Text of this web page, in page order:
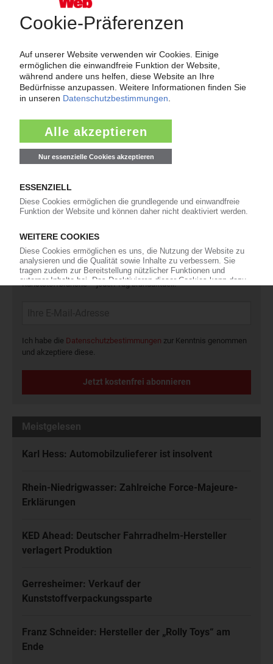
Force Majeure in der Kunststoffindustrie
Fragen und Antworten: Was Kunst­stoff­verarbeiter wissen müssen,
wenn der Lieferant nicht mehr liefert – Informationen zum
Themenkomplex Force Majeure, Corona und Kunststoff-
Preisentwicklung sowie Tipps für die Praxis.
Jetzt lesen
Newsletter
Die wichtigsten Nachrichten und Neuigkeiten aus der
Kunststoffbranche – jeden Tag brandaktuell!
Ich habe die Datenschutzbestimmungen zur Kenntnis genommen
und akzeptiere diese.
Jetzt kostenfrei abonnieren
Meistgelesen
Karl Hess: Automobilzulieferer ist insolvent
Rhein-Niedrigwasser: Zahlreiche Force-Majeure-
Erklärungen
KED Ahead: Deutscher Fahrradhelm-Hersteller
verlagert Produktion
Gerresheimer: Verkauf der
Kunststoffverpackungssparte
Franz Schneider: Hersteller der „Rolly Toys“ am
Ende